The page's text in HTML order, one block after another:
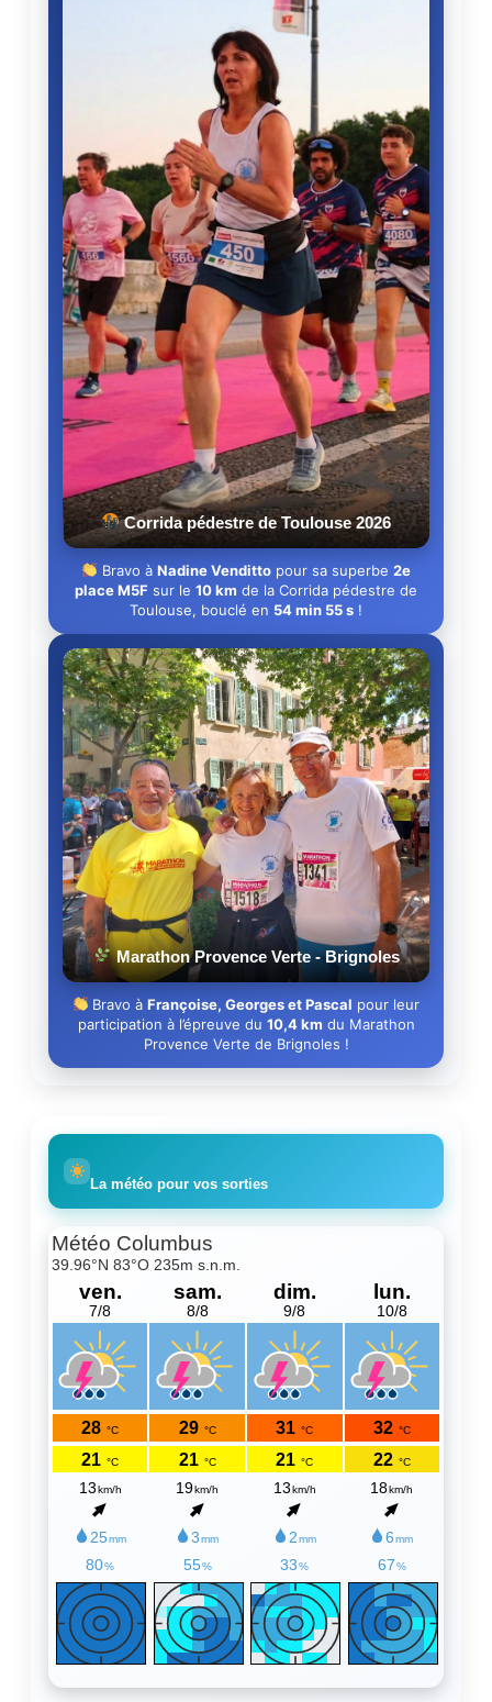
Corrida pédestre de Toulouse 2026
Bravo à Nadine Vendittopour sa superbe 2e
place M5F sur le 10 km de la Corrida pédestre de
Toulouse, bouclé en 54 min 55 s !
Marathon Provence Verte - Brignoles
Bravo àFrançoise, Georges et Pascal pour leur
participation à l’épreuve du 10,4 km du Marathon
Provence Verte de Brignoles !
La météo pour vos sorties